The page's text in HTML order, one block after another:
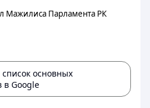
Мажилиса Парламента РК
основных
в Google